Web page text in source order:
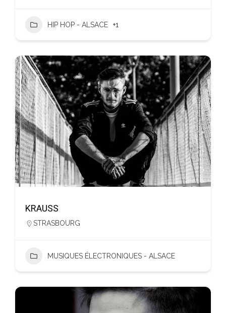
HIP HOP - ALSACE +1
KRAUSS
STRASBOURG
MUSIQUES ÉLECTRONIQUES - ALSACE